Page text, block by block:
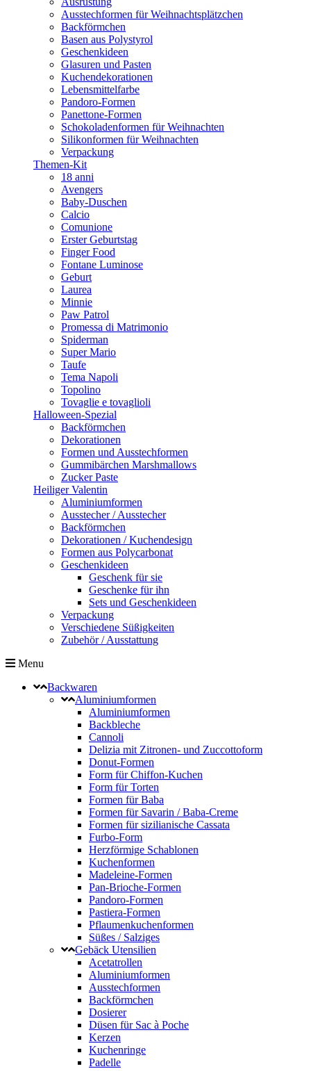
Ausstechformen für Weihnachtsplätzchen
Backförmchen
Basen aus Polystyrol
Geschenkideen
Glasuren und Pasten
Kuchendekorationen
Lebensmittelfarbe
Pandoro-Formen
Panettone-Formen
Schokoladenformen für Weihnachten
Silikonformen für Weihnachten
Verpackung
Themen-Kit
18 anni
Avengers
Baby-Duschen
Calcio
Comunione
Erster Geburtstag
Finger Food
Fontane Luminose
Geburt
Laurea
Minnie
Paw Patrol
Promessa di Matrimonio
Spiderman
Super Mario
Taufe
Tema Napoli
Topolino
Tovaglie e tovaglioli
Halloween-Spezial
Backförmchen
Dekorationen
Formen und Ausstechformen
Gummibärchen Marshmallows
Zucker Paste
Heiliger Valentin
Aluminiumformen
Ausstecher / Ausstecher
Backförmchen
Dekorationen / Kuchendesign
Formen aus Polycarbonat
Geschenkideen
Geschenk für sie
Geschenke für ihn
Sets und Geschenkideen
Verpackung
Verschiedene Süßigkeiten
Zubehör / Ausstattung
Menu
Backwaren
Aluminiumformen
Aluminiumformen
Backbleche
Cannoli
Delizia mit Zitronen- und Zuccottoform
Donut-Formen
Form für Chiffon-Kuchen
Form für Torten
Formen für Baba
Formen für Savarin / Baba-Creme
Formen für sizilianische Cassata
Furbo-Form
Herzförmige Schablonen
Kuchenformen
Madeleine-Formen
Pan-Brioche-Formen
Pandoro-Formen
Pastiera-Formen
Pflaumenkuchenformen
Süßes / Salziges
Gebäck Utensilien
Acetatrollen
Aluminiumformen
Ausstechformen
Backförmchen
Dosierer
Düsen für Sac à Poche
Kerzen
Kuchenringe
Padelle